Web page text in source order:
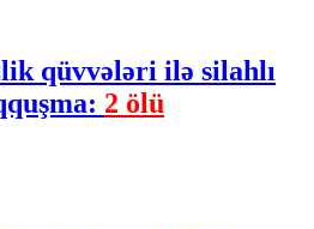
qüvvələri ilə silahlı
2 ölü